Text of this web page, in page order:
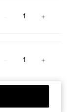
1
1